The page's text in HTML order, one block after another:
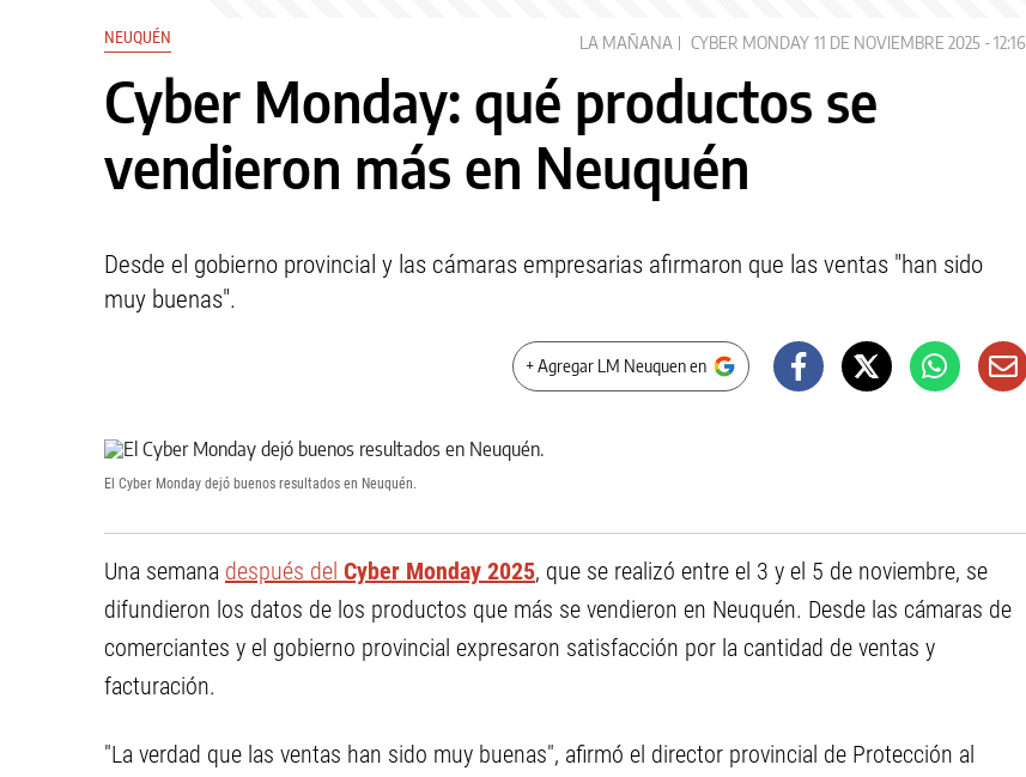
NEUQUÉN LA MAÑANA CYBER MONDAY 11 DE NOVIEMBRE 2025 - 12:16
Cyber Monday: qué productos se
vendieron más en Neuquén
Desde el gobierno provincial y las cámaras empresarias afirmaron que las ventas "han sido
muy buenas".
+ Agregar LM Neuquen en
El Cyber Monday dejó buenos resultados en Neuquén.
Una semana después del Cyber Monday 2025, que se realizó entre el 3 y el 5 de noviembre, se
difundieron los datos de los productos que más se vendieron en Neuquén. Desde las cámaras de
comerciantes y el gobierno provincial expresaron satisfacción por la cantidad de ventas y
facturación.
"La verdad que las ventas han sido muy buenas", afirmó el director provincial de Protección al